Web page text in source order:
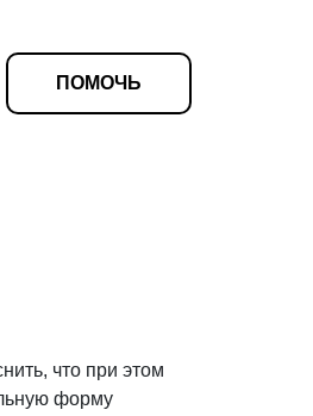
ПОМОЧЬ
что при этом
форму